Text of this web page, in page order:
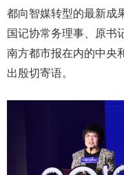
都向智媒转型的最新成
国记协常务理事、原书
南方都市报在内的中央
出殷切寄语。